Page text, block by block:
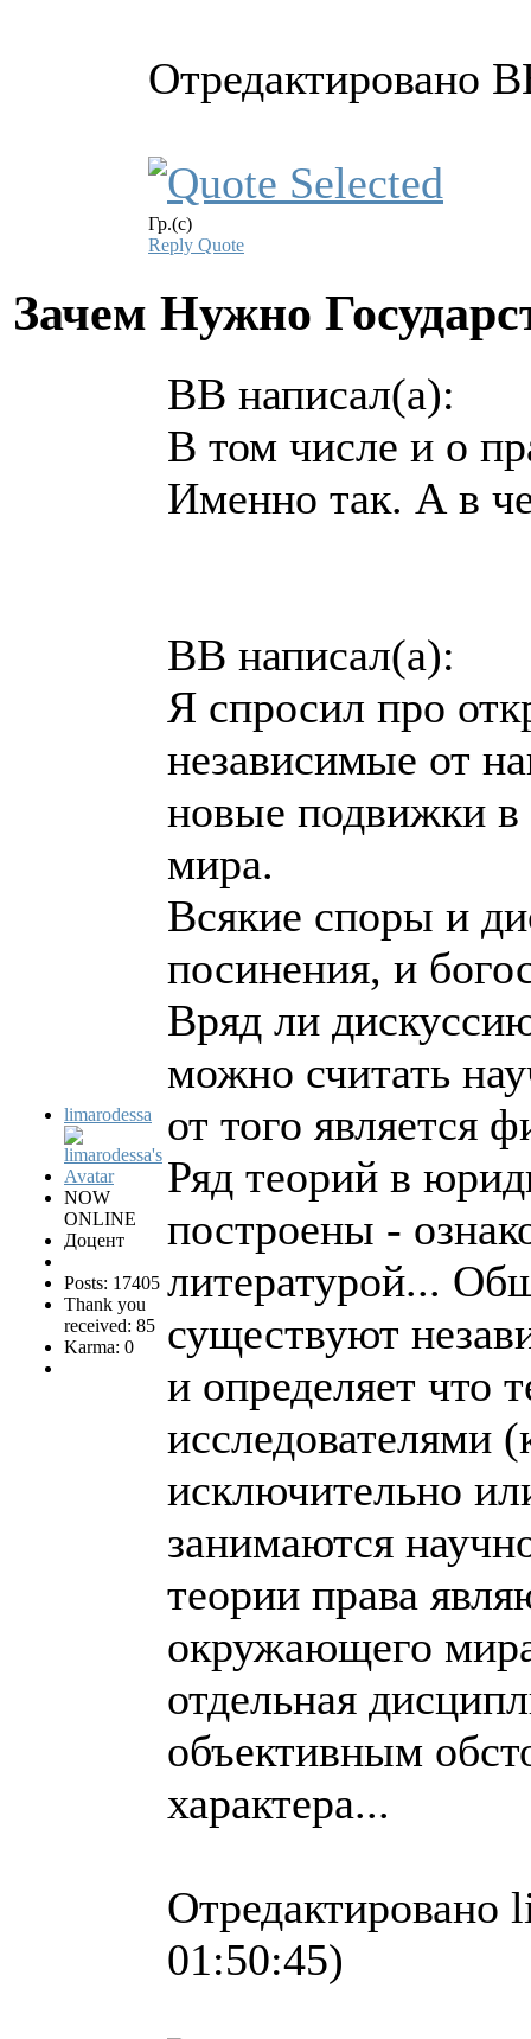
Отредактировано
Гр.(с)
Reply Quote
Зачем Нужно
limarodessa
NOW
ONLINE
Доцент
Posts: 17405
Thank you
received: 85
Karma: 0
BB написал(а):
В том числе и о
Именно так. А в
BB написал(а):
Я спросил про
независимые от
новые подвижки
мира.
Всякие споры и
посинения, и
Вряд ли
можно считать
от того является
Ряд теорий в
построены -
литературой...
существуют
и определяет что
исследователями
исключительно
занимаются
теории права
окружающего
отдельная
объективным
характера...
Отредактировано
01:50:45)